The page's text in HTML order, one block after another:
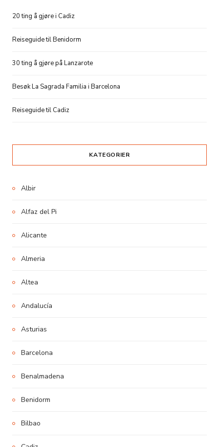
20 ting å gjøre i Cadiz
Reiseguide til Benidorm
30 ting å gjøre på Lanzarote
Besøk La Sagrada Familia i Barcelona
Reiseguide til Cadiz
KATEGORIER
Albir
Alfaz del Pi
Alicante
Almeria
Altea
Andalucía
Asturias
Barcelona
Benalmadena
Benidorm
Bilbao